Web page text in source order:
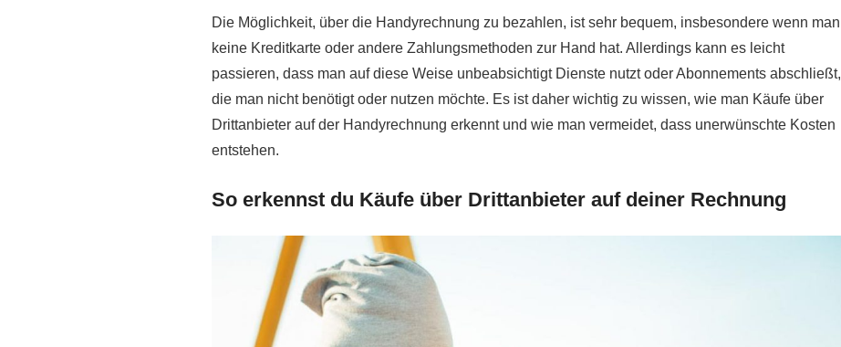
Die Möglichkeit, über die Handyrechnung zu bezahlen, ist sehr bequem, insbesondere wenn man
keine Kreditkarte oder andere Zahlungsmethoden zur Hand hat. Allerdings kann es leicht
passieren, dass man auf diese Weise unbeabsichtigt Dienste nutzt oder Abonnements abschließt,
die man nicht benötigt oder nutzen möchte. Es ist daher wichtig zu wissen, wie man Käufe über
Drittanbieter auf der Handyrechnung erkennt und wie man vermeidet, dass unerwünschte Kosten
entstehen.
So erkennst du Käufe über Drittanbieter auf deiner Rechnung